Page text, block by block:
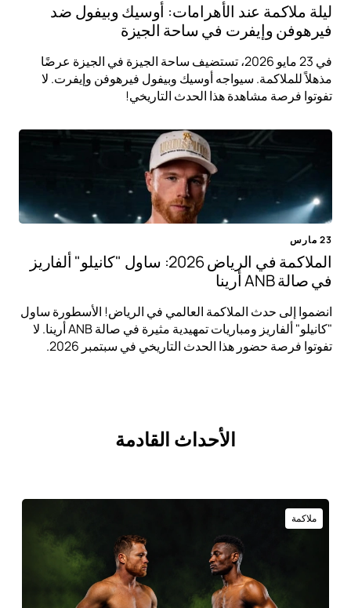
ليلة ملاكمة عند الأهرامات: أوسيك وبيفول ضد
فيرهوفن وإيفرت في ساحة الجيزة
في 23 مايو 2026، تستضيف ساحة الجيزة في الجيزة عرضًا
مذهلاً للملاكمة. سيواجه أوسيك وبيفول فيرهوفن وإيفرت. لا
تفوتوا فرصة مشاهدة هذا الحدث التاريخي!
23 مارس
الملاكمة في الرياض 2026: ساول "كانيلو" ألفاريز
في صالة ANB أرينا
انضموا إلى حدث الملاكمة العالمي في الرياض! الأسطورة ساول
"كانيلو" ألفاريز ومباريات تمهيدية مثيرة في صالة ANB أرينا. لا
تفوتوا فرصة حضور هذا الحدث التاريخي في سبتمبر 2026.
الأحداث القادمة
ملاكمة